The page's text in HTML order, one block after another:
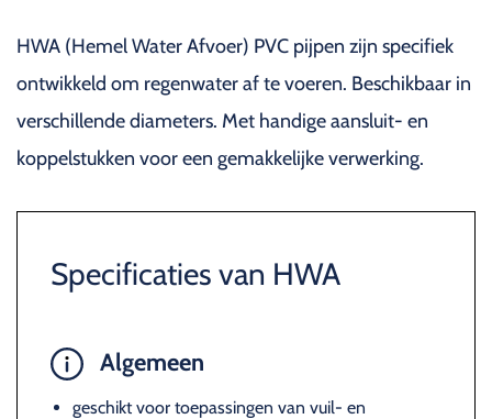
HWA (Hemel Water Afvoer) PVC pijpen zijn specifiek
ontwikkeld om regenwater af te voeren. Beschikbaar in
verschillende diameters. Met handige aansluit- en
koppelstukken voor een gemakkelijke verwerking.
Specificaties van HWA
Algemeen
geschikt voor toepassingen van vuil- en